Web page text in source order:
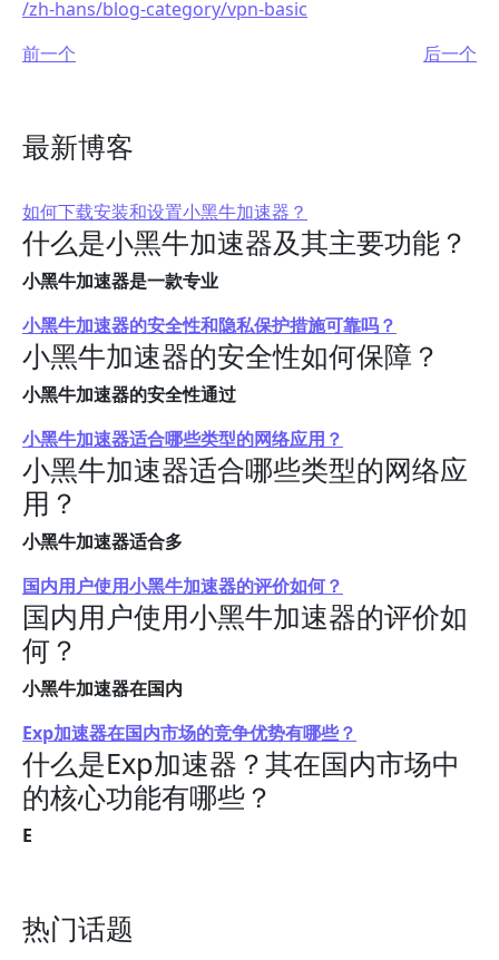
/zh-hans/blog-category/vpn-basic
前一个
后一个
最新博客
如何下载安装和设置小黑牛加速器？
什么是小黑牛加速器及其主要功能？
小黑牛加速器是一款专业
小黑牛加速器的安全性和隐私保护措施可靠吗？
小黑牛加速器的安全性如何保障？
小黑牛加速器的安全性通过
小黑牛加速器适合哪些类型的网络应用？
小黑牛加速器适合哪些类型的网络应
用？
小黑牛加速器适合多
国内用户使用小黑牛加速器的评价如何？
国内用户使用小黑牛加速器的评价如
何？
小黑牛加速器在国内
Exp加速器在国内市场的竞争优势有哪些？
什么是Exp加速器？其在国内市场中
的核心功能有哪些？
E
热门话题